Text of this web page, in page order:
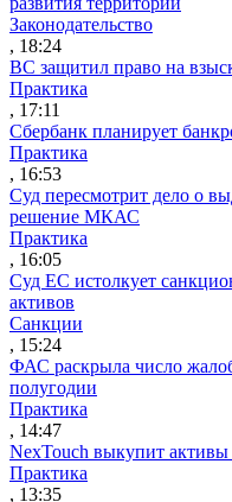
Законодательство
, 18:24
ВС защитил право на
Практика
, 17:11
Сбербанк планирует
Практика
, 16:53
Суд пересмотрит дело о
решение МКАС
Практика
, 16:05
Суд ЕС истолкует
активов
Санкции
, 15:24
ФАС раскрыла число
полугодии
Практика
, 14:47
NexTouch выкупит активы
Практика
, 13:35